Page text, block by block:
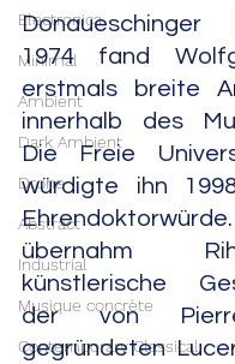
Electronica
Minimal
Ambient
Dark Ambient
Drone
Abstract
Industrial
Musique concrète
Contemporary Classical
Donaueschinger
1974 fand
erstmals breite
innerhalb des
Die Freie
würdigte ihn
übernahm
künstlerische
der von
gegründeten